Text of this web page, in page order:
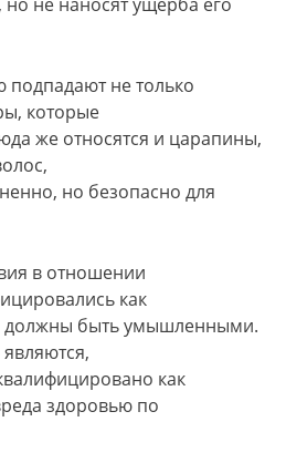
подпадают не только
которые
же относятся и царапины,
но безопасно для
в отношении
как
должны быть умышленными.
как
здоровью по